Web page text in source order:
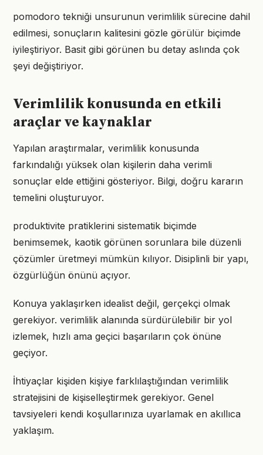
pomodoro tekniği unsurunun verimlilik sürecine dahil
edilmesi, sonuçların kalitesini gözle görülür biçimde
iyileştiriyor. Basit gibi görünen bu detay aslında çok
şeyi değiştiriyor.
Verimlilik konusunda en etkili
araçlar ve kaynaklar
Yapılan araştırmalar, verimlilik konusunda
farkındalığı yüksek olan kişilerin daha verimli
sonuçlar elde ettiğini gösteriyor. Bilgi, doğru kararın
temelini oluşturuyor.
produktivite pratiklerini sistematik biçimde
benimsemek, kaotik görünen sorunlara bile düzenli
çözümler üretmeyi mümkün kılıyor. Disiplinli bir yapı,
özgürlüğün önünü açıyor.
Konuya yaklaşırken idealist değil, gerçekçi olmak
gerekiyor. verimlilik alanında sürdürülebilir bir yol
izlemek, hızlı ama geçici başarıların çok önüne
geçiyor.
İhtiyaçlar kişiden kişiye farklılaştığından verimlilik
stratejisini de kişiselleştirmek gerekiyor. Genel
tavsiyeleri kendi koşullarınıza uyarlamak en akıllıca
yaklaşım.